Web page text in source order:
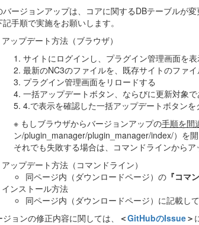
バージョンアップは、コアに関するDBテーブルが変
手順で実施をお願いします。
アップデート方法（ブラウザ）
1. サイトにログインし、プラグイン管理画面を表
2. 最新のNC3のファイルを、既存サイトのファイ
3. プラグイン管理画面をリロードする
4. 一括アップデートボタン、ならびに更新対象
5. 4.で表示を確認した一括アップデートボタンを
※ もしブラウザからバージョンアップの手順を間
ン/plugin_manager/plugin_manager/index/）を
それでも失敗する場合は、コマンドラインからア
アップデート方法（コマンドライン）
同ページ内（ダウンロードページ）の『コマ
インストール方法
同ページ内（ダウンロードページ）に記載し
ョンの修正内容に関しては、
＜GitHubのIssue＞